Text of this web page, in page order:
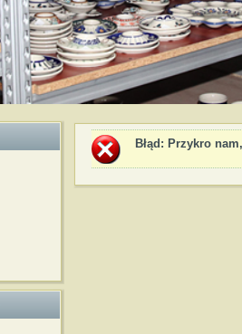
Błąd : Przykro